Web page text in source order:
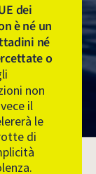
dei
è né un
né
o
non
il
le
di